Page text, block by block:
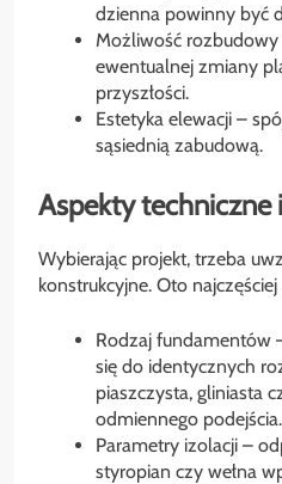
dzienna powinny być
Możliwość
ewentualnej zmiany
przyszłości.
Estetyka elewacji –
sąsiednią zabudową.
Aspekty techniczne
Wybierając projekt, trzeba
konstrukcyjne. Oto
Rodzaj fundamentów
się do identycznych
piaszczysta, gliniasta
odmiennego podejścia.
Parametry izolacji –
styropian czy wełna